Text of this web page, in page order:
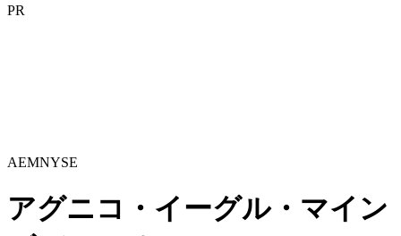
PR
AEMNYSE
アグニコ・イーグル・マイン